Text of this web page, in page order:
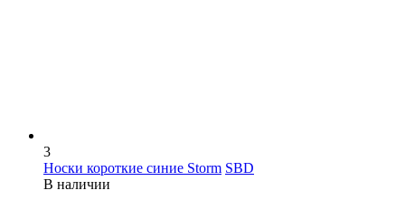
3
Носки короткие синие Storm SBD
В наличии